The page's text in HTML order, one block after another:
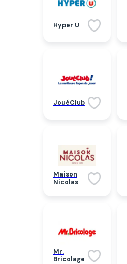
Hyper U
JouéClub
Maison
Nicolas
Mr.
Bricolage